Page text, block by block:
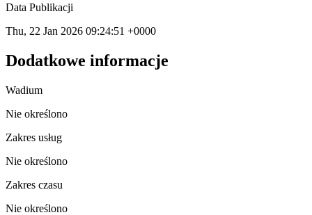
Data Publikacji
Thu, 22 Jan 2026 09:24:51 +0000
Dodatkowe informacje
Wadium
Nie określono
Zakres usług
Nie określono
Zakres czasu
Nie określono